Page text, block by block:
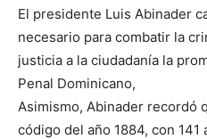
El presidente Luis Abinader
necesario para combatir la
justicia a la ciudadanía la
Penal Dominicano,
Asimismo, Abinader recordó
código del año 1884, con